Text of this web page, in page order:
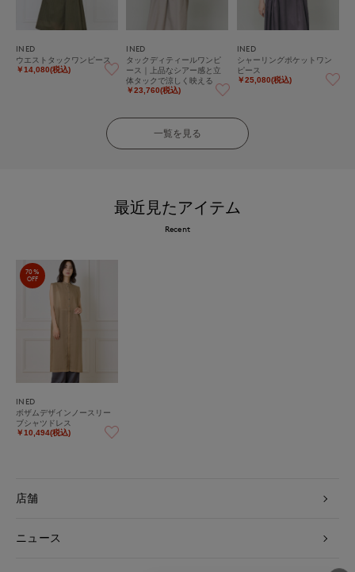
INED
ウエストタックワンピース
￥14,080(税込)
INED
タックディティールワンピ
ース｜上品なシアー感と立
体タックで涼しく映える
￥23,760(税込)
INED
シャーリングポケットワン
ピース
￥25,080(税込)
一覧を見る
最近見たアイテム
Recent
70%
OFF
INED
ボザムデザインノースリー
ブシャツドレス
￥10,494(税込)
店舗
ニュース